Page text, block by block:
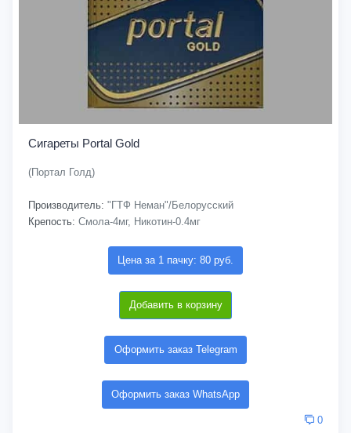
Сигареты Portal Gold
(Портал Голд)
Производитель: "ГТФ Неман"/Белорусский
Крепость: Смола-4мг, Никотин-0.4мг
Цена за 1 пачку: 80 руб.
Добавить в корзину
Оформить заказ Telegram
Оформить заказ WhatsApp
0